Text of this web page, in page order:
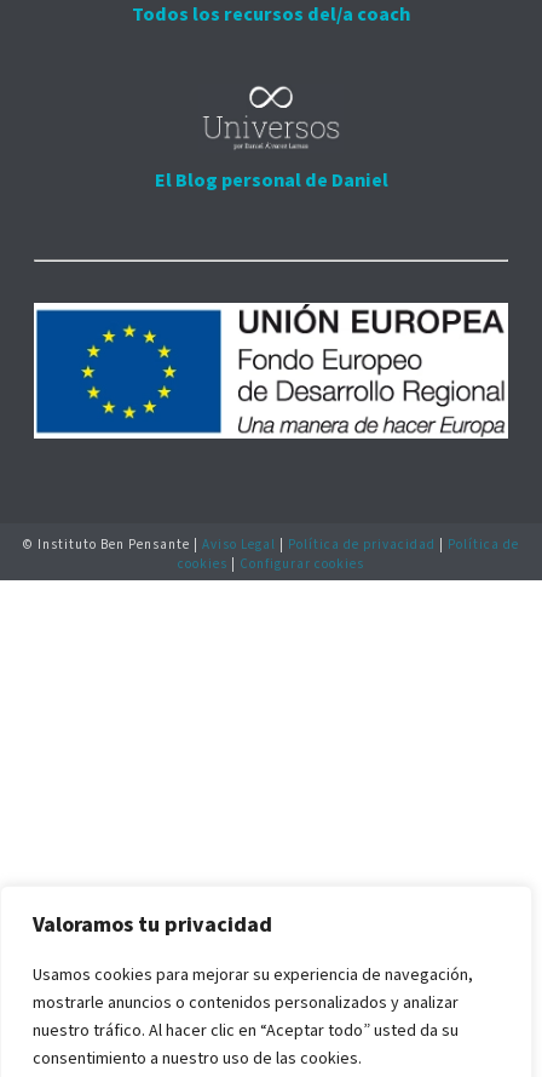
Valoramos tu privacidad
Usamos cookies para mejorar su experiencia de navegación,
mostrarle anuncios o contenidos personalizados y analizar
nuestro tráfico. Al hacer clic en “Aceptar todo” usted da su
consentimiento a nuestro uso de las cookies.
Todos los recursos del/a coach
El Blog personal de Daniel
© Instituto Ben Pensante | Aviso Legal | Política de privacidad | Política de
cookies | Configurar cookies